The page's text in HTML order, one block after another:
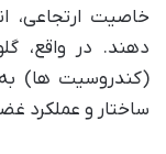
خاصیت ارتجاعی،
دهند. در واقع،
(کندروسیت ها)
ساختار و عملکرد